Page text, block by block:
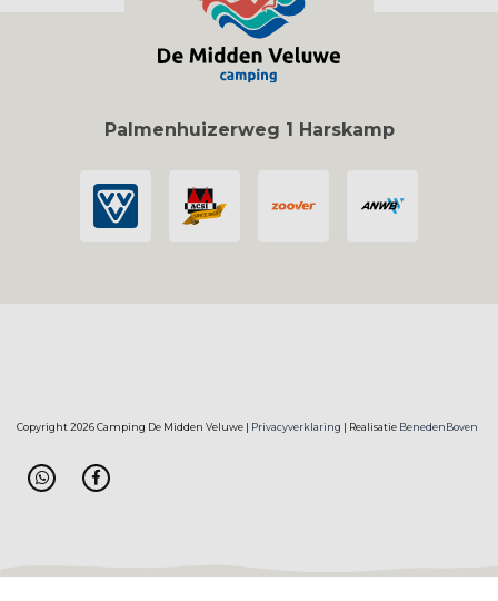
Palmenhuizerweg 1 Harskamp
Copyright 2026 Camping De Midden Veluwe | Privacyverklaring | Realisatie BenedenBoven